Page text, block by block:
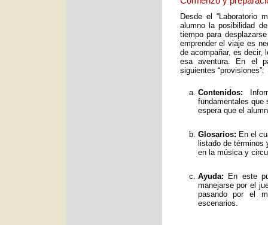
Desde el “Laboratorio
alumno la posibilidad
tiempo para
emprender el viaje es
de acompañar, es decir,
esa aventura. En el
siguientes “provisiones”:
Contenidos:
fundamentales que
espera que el
Glosarios: En el
listado de
en la música y
Ayuda: En este
manejarse por el
pasando por el
escenarios.